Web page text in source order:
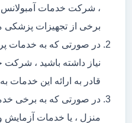
، شرکت خدمات آمبولانس
برخی از تجهیزات پزشکی
در صورتی که به خدمات
نیاز داشته باشید ،
قادر به ارائه این خدمات
در صورتی که به برخی
منزل ، یا خدمات آزمایش